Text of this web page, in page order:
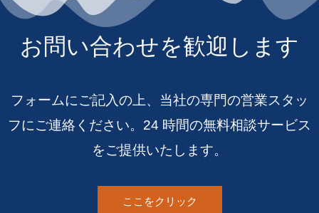
お問い合わせを歓迎します
フォームにご記入の上、当社の専門の営業スタッ
フにご連絡ください。24 時間の無料相談サービス
をご提供いたします。
ここをクリック